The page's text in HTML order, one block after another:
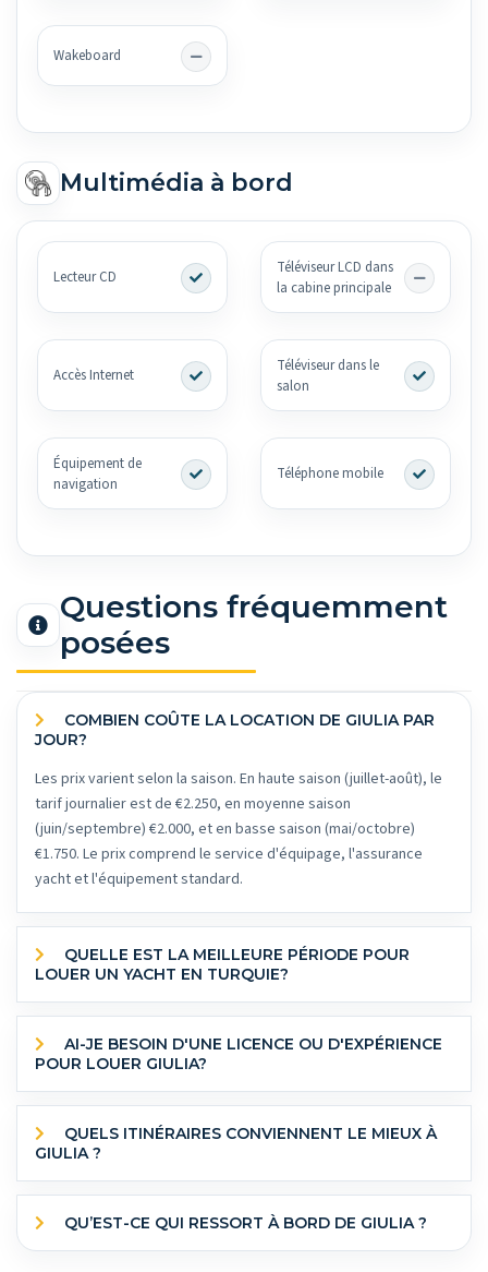
Wakeboard
Multimédia à bord
Lecteur CD
Téléviseur LCD dans
la cabine principale
Accès Internet
Téléviseur dans le
salon
Équipement de
navigation
Téléphone mobile
Questions fréquemment
posées
JOUR?
Les prix varient selon la saison. En haute saison (juillet-août), le
tarif journalier est de €2.250, en moyenne saison
(juin/septembre) €2.000, et en basse saison (mai/octobre)
€1.750. Le prix comprend le service d'équipage, l'assurance
yacht et l'équipement standard.
LOUER UN YACHT EN TURQUIE?
POUR LOUER GIULIA?
GIULIA ?
QU’EST-CE QUI RESSORT À BORD DE GIULIA ?